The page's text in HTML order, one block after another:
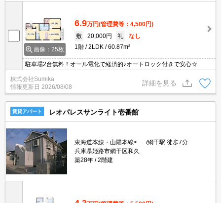
画像：25枚
6.9万円(管理費等：4,500円)
敷
20,000円 礼
なし
1階
2LDK 60.87m²
駐車場2台無料！オール電化で経済的♪オートロック付きで安心☆
株式会社Sumika
情報更新日 2026/08/08
詳細を見る
賃貸アパート レオパレスサンライト壱番館
東海道本線・山陽本線<･･･/網干駅 徒歩7分
兵庫県姫路市網干区和久
築28年
2階建